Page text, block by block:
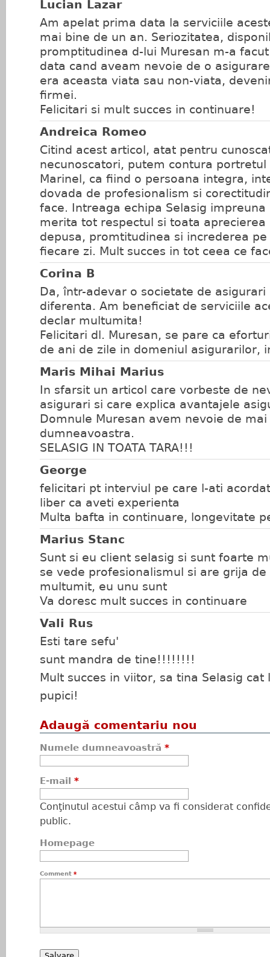
Lucian Lazar
Am apelat prima data la serviciile
mai bine de un an. Seriozitatea,
promptitudinea d-lui Muresan m-a
data cand aveam nevoie de o
era aceasta viata sau non-viata,
firmei.
Felicitari si mult succes in continuare!
Andreica Romeo
Citind acest articol, atat pentru
necunoscatori, putem contura portretul
Marinel, ca fiind o persoana integra,
dovada de profesionalism si
face. Intreaga echipa Selasig impreuna
merita tot respectul si toata aprecierea
depusa, promtitudinea si increderea
fiecare zi. Mult succes in tot ceea ce
Corina B
Da, într-adevar o societate de
diferenta. Am beneficiat de serviciile
declar multumita!
Felicitari dl. Muresan, se pare ca
de ani de zile in domeniul asigurarilor,
Maris Mihai Marius
In sfarsit un articol care vorbeste de
asigurari si care explica avantajele
Domnule Muresan avem nevoie de
dumneavoastra.
SELASIG IN TOATA TARA!!!
George
felicitari pt interviul pe care l-ati
liber ca aveti experienta
Multa bafta in continuare, longevitate
Marius Stanc
Sunt si eu client selasig si sunt foarte
se vede profesionalismul si are grija
multumit, eu unu sunt
Va doresc mult succes in continuare
Vali Rus
Esti tare sefu'
sunt mandra de tine!!!!!!!!
Mult succes in viitor, sa tina Selasig cat
pupici!
Adaugă comentariu nou
Numele dumneavoastră *
E-mail *
Conţinutul acestui câmp va fi considerat
public.
Homepage
Comment *